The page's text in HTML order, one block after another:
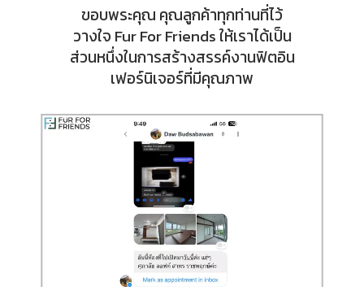
ขอบพระคุณ คุณลูกค้าทุกท่านที่ไว้
วางใจ Fur For Friends ให้เราได้เป็น
ส่วนหนึ่งในการสร้างสรรค์งานฟิตอิน
เฟอร์นิเจอร์ที่มีคุณภาพ